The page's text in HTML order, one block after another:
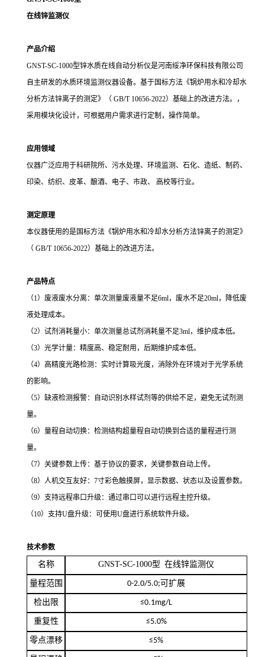
在线锌监测仪
产品介绍
GNST-SC-1000型锌水质在线自动分析仪是河南绥净环保科技有限公司
自主研发的水质环境监测仪器设备。基于国标方法《锅炉用水和冷却水
分析方法锌离子的测定》（ GB/T 10656-2022）基础上的改进方法。，
采用模块化设计，可根据用户需求进行定制，操作简单。
应用领域
仪器广泛应用于科研院所、污水处理、环境监测、石化、造纸、制药、
印染、纺织、皮革、酿酒、电子、市政、
高校等行业。
测定原理
本仪器使用的是国标方法《锅炉用水和冷却水分析方法锌离子的测定》
（ GB/T 10656-2022）基础上的改进方法。
产品特点
（1） 废液废水分离：单次测量废液量不足6ml，废水不足20ml，降低废
液处理成本。
（2） 试剂消耗量小：单次测量总试剂消耗量不足3ml，维护成本低。
（3）光学计量：精度高、稳定耐用，后期维护成本低。
（4）高精度光路检测：实时计算吸光度，消除外在环境对于光学系统
的影响。
（5）缺液检测报警：自动识别水样试剂等的供给不足，避免无试剂测
量。
（6）量程自动切换：检测结构超量程自动切换到合适的量程进行测
量。
（7）关键参数上传：基于协议的要求，关键参数自动上传。
（8） 人机交互友好： 7寸彩色触摸屏，显示数据、状态以及设置参数。
（9）支持远程串口升级：通过串口可以进行远程主控升级。
（10） 支持U盘升级：可使用U盘进行系统软件升级。
技术参数
名称 GNST-SC-1000型 在线锌监测仪
量程范围 0-2.0/5.0; 可扩展
检出限 ≤0.1mg/L
重复性 ≤5.0%
零点漂移 ≤5%